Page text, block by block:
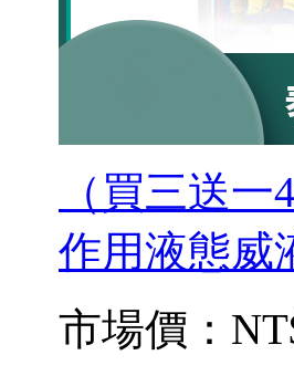
（買三送
作用液態威
市場價：